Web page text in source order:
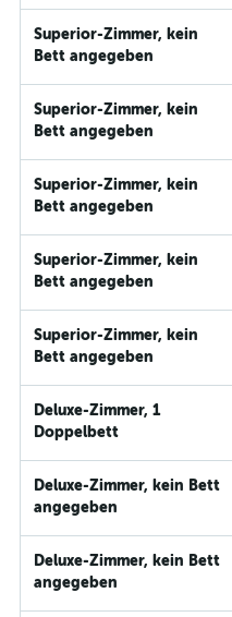
Superior-Zimmer, kein
Bett angegeben
Superior-Zimmer, kein
Bett angegeben
Superior-Zimmer, kein
Bett angegeben
Superior-Zimmer, kein
Bett angegeben
Superior-Zimmer, kein
Bett angegeben
Deluxe-Zimmer, 1
Doppelbett
Deluxe-Zimmer, kein Bett
angegeben
Deluxe-Zimmer, kein Bett
angegeben